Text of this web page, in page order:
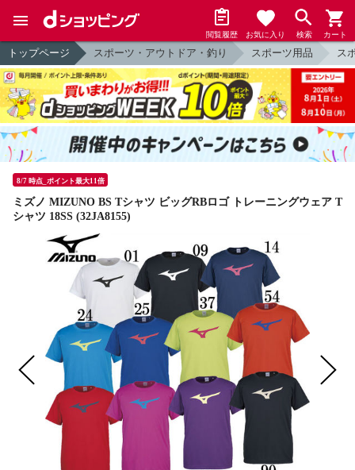
閲覧履歴 お気に入り 検索 カート
トップページ スポーツ・アウトドア・釣り スポーツ用品 ス
8/7 時点_ポイント最大11倍
ミズノ MIZUNO BS Tシャツ ビッグRBロゴ トレーニングウェア T
シャツ 18SS (32JA8155)